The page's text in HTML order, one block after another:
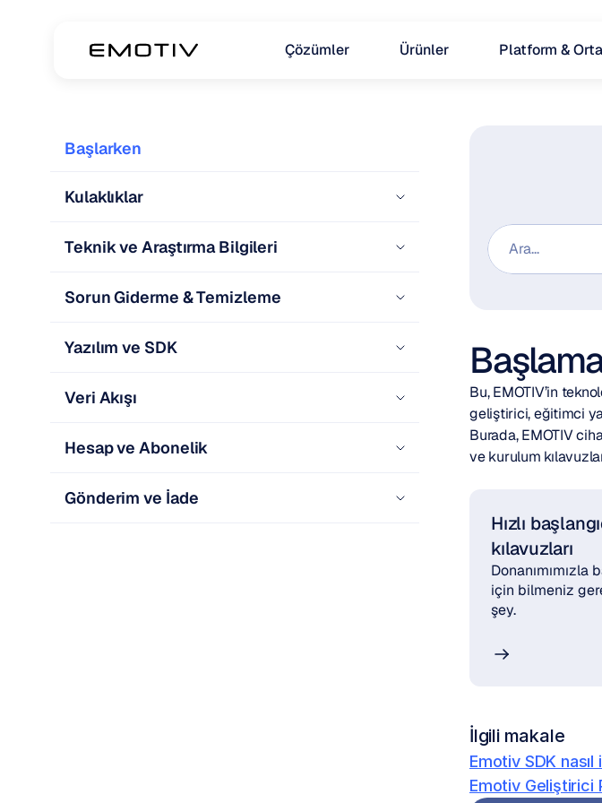
Çözümler Ürünler Platform &
Başlarken
Kulaklıklar
Teknik ve Araştırma Bilgileri
Sorun Giderme & Temizleme
Yazılım ve SDK
Veri Akışı
Hesap ve Abonelik
Gönderim ve İade
Ara...
Bu, EMOTIV’in
geliştirici, eğitimci
Burada, EMOTIV
ve kurulum
Hızlı
kılavuzları
Donanımımızla
için bilmeniz
şey.
İlgili makale
Emotiv SDK nasıl
Emotiv Geliştirici